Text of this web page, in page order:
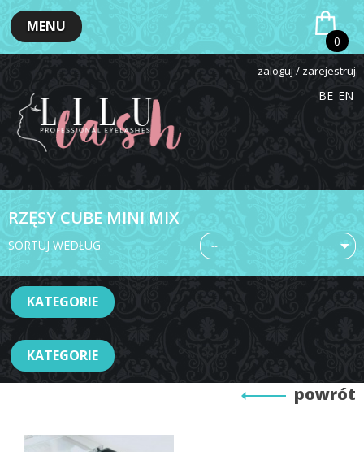
MENU
zaloguj / zarejestruj
BE EN
0
RZĘSY CUBE MINI MIX
SORTUJ WEDŁUG: --
KATEGORIE
KATEGORIE
powrót